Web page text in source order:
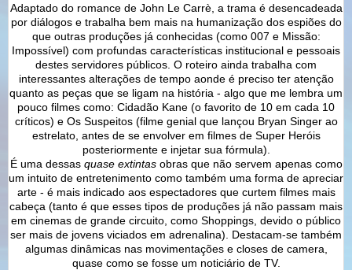
Adaptado do romance de John Le Carrè, a trama é desencadeada
por diálogos e trabalha bem mais na humanização dos espiões do
que outras produções já conhecidas (como 007 e Missão:
Impossível) com profundas características institucional e pessoais
destes servidores públicos. O roteiro ainda trabalha com
interessantes alterações de tempo aonde é preciso ter atenção
quanto as peças que se ligam na história - algo que me lembra um
pouco filmes como: Cidadão Kane (o favorito de 10 em cada 10
críticos) e Os Suspeitos (filme genial que lançou Bryan Singer ao
estrelato, antes de se envolver em filmes de Super Heróis
posteriormente e injetar sua fórmula).
É uma dessas quase extintasobras que não servem apenas como
um intuito de entretenimento como também uma forma de apreciar
arte - é mais indicado aos espectadores que curtem filmes mais
cabeça (tanto é que esses tipos de produções já não passam mais
em cinemas de grande circuito, como Shoppings, devido o público
ser mais de jovens viciados em adrenalina). Destacam-se também
algumas dinâmicas nas movimentações e closes de camera,
quase como se fosse um noticiário de TV.